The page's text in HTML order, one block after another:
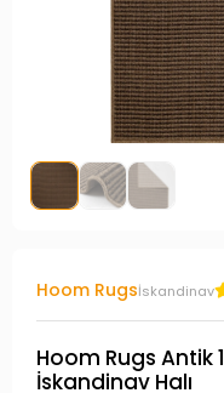
Hoom Rugsİskandinav
Hoom Rugs Antik
İskandinav Halı